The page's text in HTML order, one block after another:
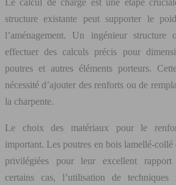
structure existante peut supporter le
l’aménagement. Un ingénieur structure
effectuer des calculs précis pour
poutres et autres éléments porteurs.
nécessité d’ajouter des renforts ou de
la charpente.
Le choix des matériaux pour le
important. Les poutres en bois lamellé-
privilégiées pour leur excellent rapport
certains cas, l’utilisation de techniques